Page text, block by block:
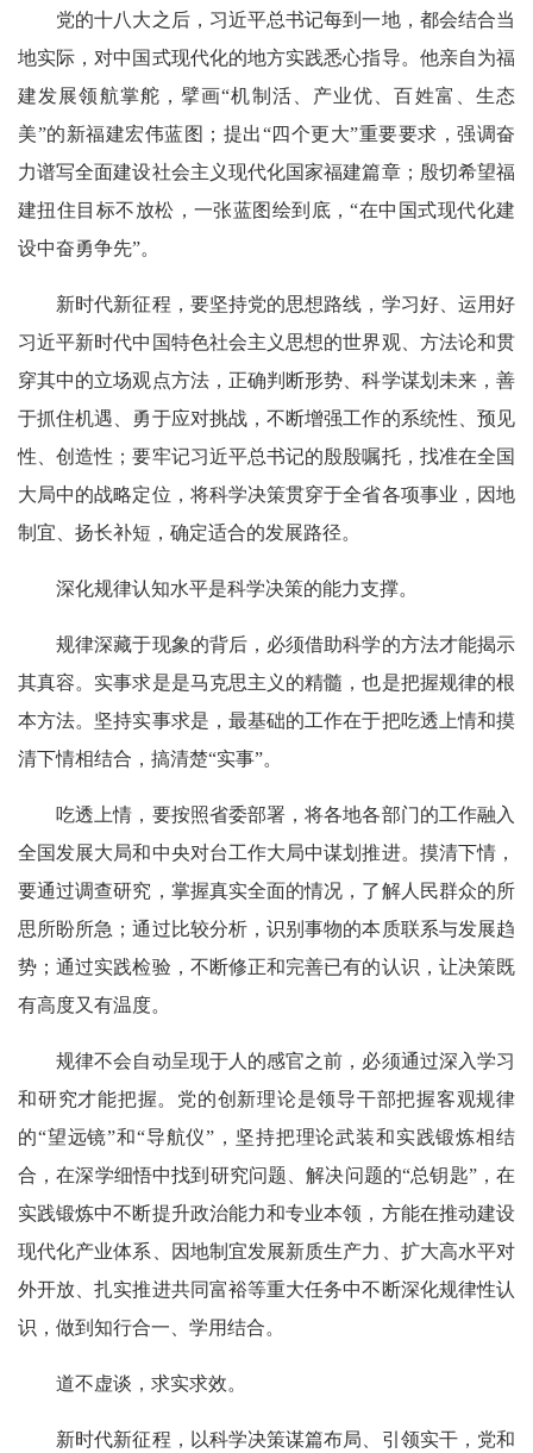
党的十八大之后，习近平总书记每到一地，都会结合当
地实际，对中国式现代化的地方实践悉心指导。他亲自为福
建发展领航掌舵，擘画“机制活、产业优、百姓富、生态
美”的新福建宏伟蓝图；提出“四个更大”重要要求，强调奋
力谱写全面建设社会主义现代化国家福建篇章；殷切希望福
建扭住目标不放松，一张蓝图绘到底，“在中国式现代化建
设中奋勇争先”。
新时代新征程，要坚持党的思想路线，学习好、运用好
习近平新时代中国特色社会主义思想的世界观、方法论和贯
穿其中的立场观点方法，正确判断形势、科学谋划未来，善
于抓住机遇、勇于应对挑战，不断增强工作的系统性、预见
性、创造性；要牢记习近平总书记的殷殷嘱托，找准在全国
大局中的战略定位，将科学决策贯穿于全省各项事业，因地
制宜、扬长补短，确定适合的发展路径。
深化规律认知水平是科学决策的能力支撑。
规律深藏于现象的背后，必须借助科学的方法才能揭示
其真容。实事求是是马克思主义的精髓，也是把握规律的根
本方法。坚持实事求是，最基础的工作在于把吃透上情和摸
清下情相结合，搞清楚“实事”。
吃透上情，要按照省委部署，将各地各部门的工作融入
全国发展大局和中央对台工作大局中谋划推进。摸清下情，
要通过调查研究，掌握真实全面的情况，了解人民群众的所
思所盼所急；通过比较分析，识别事物的本质联系与发展趋
势；通过实践检验，不断修正和完善已有的认识，让决策既
有高度又有温度。
规律不会自动呈现于人的感官之前，必须通过深入学习
和研究才能把握。党的创新理论是领导干部把握客观规律
的“望远镜”和“导航仪”，坚持把理论武装和实践锻炼相结
合，在深学细悟中找到研究问题、解决问题的“总钥匙”，在
实践锻炼中不断提升政治能力和专业本领，方能在推动建设
现代化产业体系、因地制宜发展新质生产力、扩大高水平对
外开放、扎实推进共同富裕等重大任务中不断深化规律性认
识，做到知行合一、学用结合。
道不虚谈，求实求效。
新时代新征程，以科学决策谋篇布局、引领实干，党和